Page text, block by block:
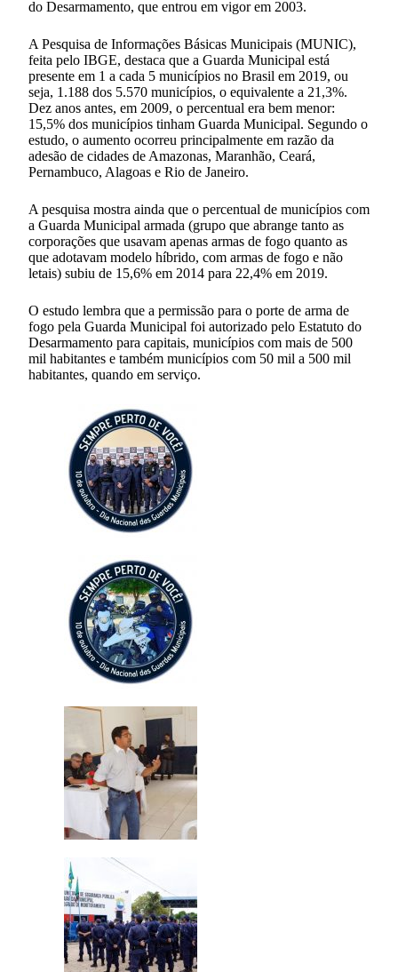
do Desarmamento, que entrou em vigor em 2003.
A Pesquisa de Informações Básicas Municipais (MUNIC),
feita pelo IBGE, destaca que a Guarda Municipal está
presente em 1 a cada 5 municípios no Brasil em 2019, ou
seja, 1.188 dos 5.570 municípios, o equivalente a 21,3%.
Dez anos antes, em 2009, o percentual era bem menor:
15,5% dos municípios tinham Guarda Municipal. Segundo o
estudo, o aumento ocorreu principalmente em razão da
adesão de cidades de Amazonas, Maranhão, Ceará,
Pernambuco, Alagoas e Rio de Janeiro.
A pesquisa mostra ainda que o percentual de municípios com
a Guarda Municipal armada (grupo que abrange tanto as
corporações que usavam apenas armas de fogo quanto as
que adotavam modelo híbrido, com armas de fogo e não
letais) subiu de 15,6% em 2014 para 22,4% em 2019.
O estudo lembra que a permissão para o porte de arma de
fogo pela Guarda Municipal foi autorizado pelo Estatuto do
Desarmamento para capitais, municípios com mais de 500
mil habitantes e também municípios com 50 mil a 500 mil
habitantes, quando em serviço.